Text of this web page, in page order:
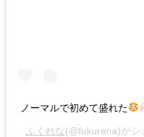
ノーマルで初めて盛れた
ふくれな(@fukurena)がシ